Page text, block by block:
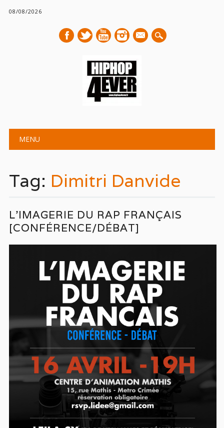
08/08/2026
mail
Main menu
MENU
Tag: Dimitri Danvide
L’IMAGERIE DU RAP FRANÇAIS
[CONFÉRENCE/DÉBAT]